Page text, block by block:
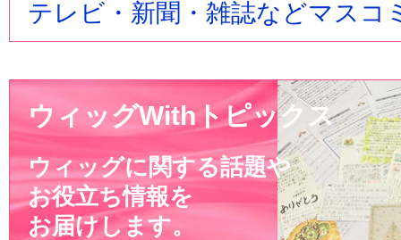
テレビ・新聞・雑誌などマスコ
ウィッグWithトピックス
ウィッグに関する話題や
お役立ち情報を
お届けします。